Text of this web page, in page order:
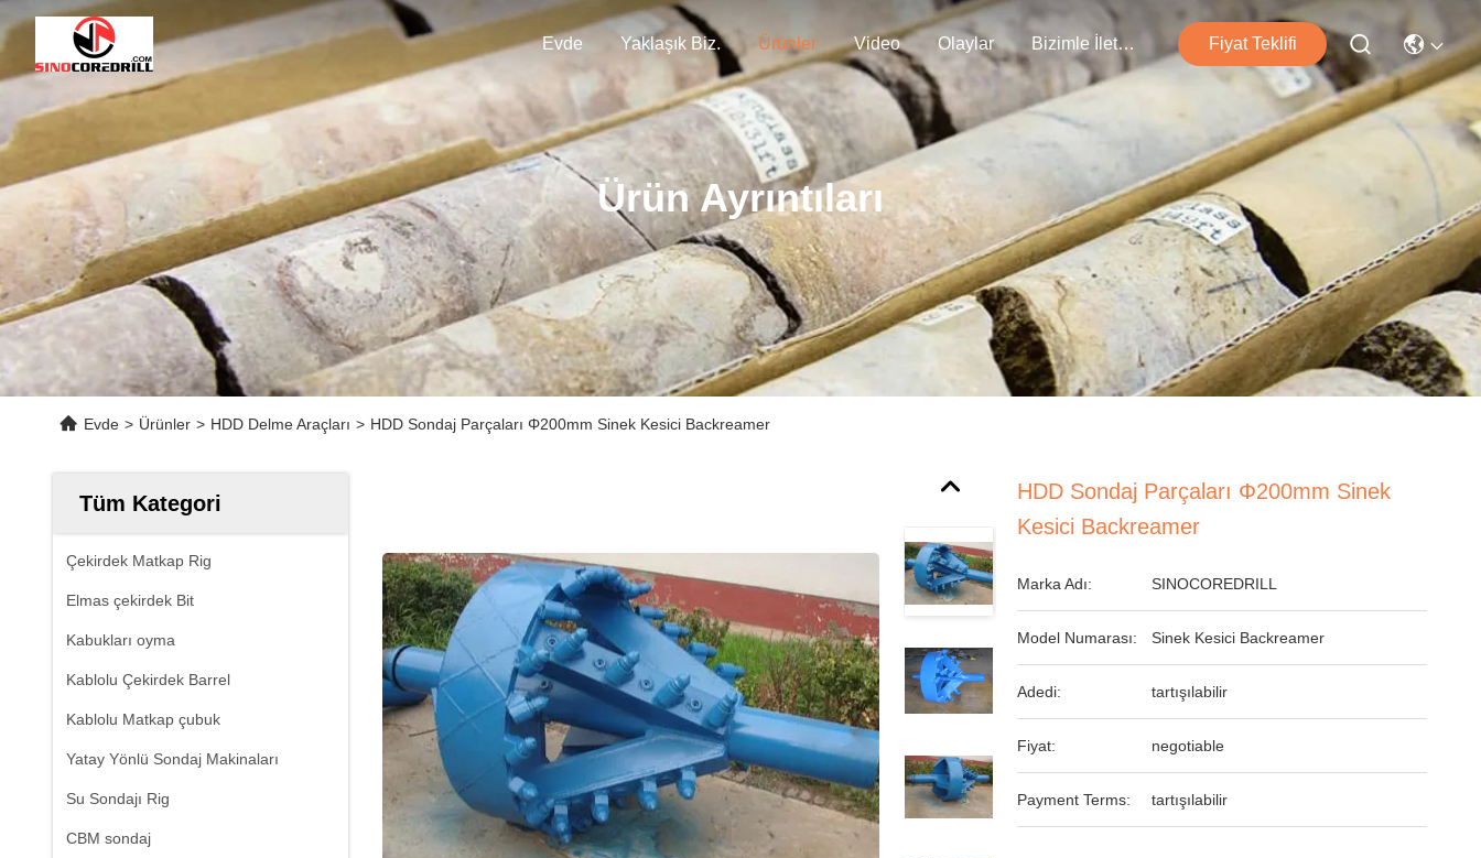
Evde Yaklaşık Biz. Ürünler Video Olaylar Bizimle İletişim Fiyat Teklifi
Ürün Ayrıntıları
Evde > Ürünler > HDD Delme Araçları > HDD Sondaj Parçaları Φ200mm Sinek Kesici Backreamer
Tüm Kategori
Çekirdek Matkap Rig
Elmas çekirdek Bit
Kabukları oyma
Kablolu Çekirdek Barrel
Kablolu Matkap çubuk
Yatay Yönlü Sondaj Makinaları
Su Sondajı Rig
CBM sondaj
HDD Sondaj Parçaları Φ200mm Sinek
Kesici Backreamer
Marka Adı: SINOCOREDRILL
Model Numarası: Sinek Kesici Backreamer
Adedi: tartışılabilir
Fiyat: negotiable
Payment Terms: tartışılabilir